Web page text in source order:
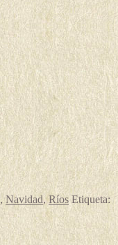
,Navidad,Ríos Etiqueta: